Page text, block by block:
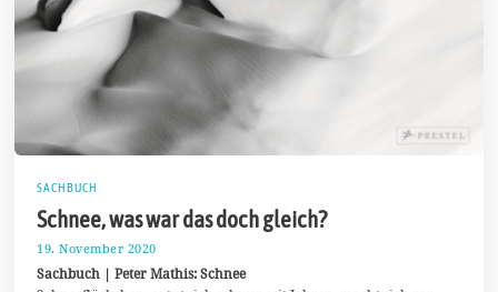
SACHBUCH
Schnee, was war das doch gleich?
19. November 2020
5
.
Sachbuch | Peter Mathis: Schnee